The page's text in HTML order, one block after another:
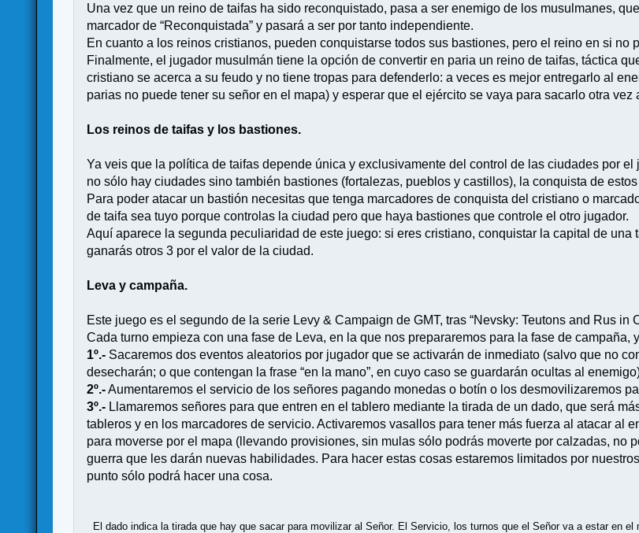
Una vez que un reino de taifas ha sido reconquistado, pasa a ser enemigo de los musulmanes,
marcador de “Reconquistada” y pasará a ser por tanto independiente.
En cuanto a los reinos cristianos, pueden conquistarse todos sus bastiones, pero el reino en si no
Finalmente, el jugador musulmán tiene la opción de convertir en paria un reino de taifas, táctica
cristiano se acerca a su feudo y no tiene tropas para defenderlo: a veces es mejor entregarlo al
parias no puede tener su señor en el mapa) y esperar que el ejército se vaya para sacarlo otra vez
Los reinos de taifas y los bastiones.
Ya veis que la política de taifas depende única y exclusivamente del control de las ciudades por
no sólo hay ciudades sino también bastiones (fortalezas, pueblos y castillos), la conquista de
Para poder atacar un bastión necesitas que tenga marcadores de conquista del cristiano o
de taifa sea tuyo porque controlas la ciudad pero que haya bastiones que controle el otro jugador.
Aquí aparece la segunda peculiaridad de este juego: si eres cristiano, conquistar la capital de
ganarás otros 3 por el valor de la ciudad.
Leva y campaña.
Este juego es el segundo de la serie Levy & Campaign de GMT, tras “Nevsky: Teutons and Rus
Cada turno empieza con una fase de Leva, en la que nos prepararemos para la fase de campaña,
1º.- Sacaremos dos eventos aleatorios por jugador que se activarán de inmediato (salvo que no
desecharán; o que contengan la frase “en la mano”, en cuyo caso se guardarán ocultas al
2º.-Aumentaremos el servicio de los señores pagando monedas o botín o los desmovilizaremos
3º.- Llamaremos señores para que entren en el tablero mediante la tirada de un dado, que será
tableros y en los marcadores de servicio. Activaremos vasallos para tener más fuerza al atacar al
para moverse por el mapa (llevando provisiones, sin mulas sólo podrás moverte por calzadas, no
guerra que les darán nuevas habilidades. Para hacer estas cosas estaremos limitados por
punto sólo podrá hacer una cosa.
El dado indica la tirada que hay que sacar para movilizar al Señor. El Servicio, los turnos que el Señor va a estar en